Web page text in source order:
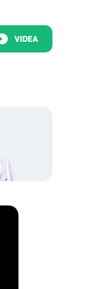
VIDEA